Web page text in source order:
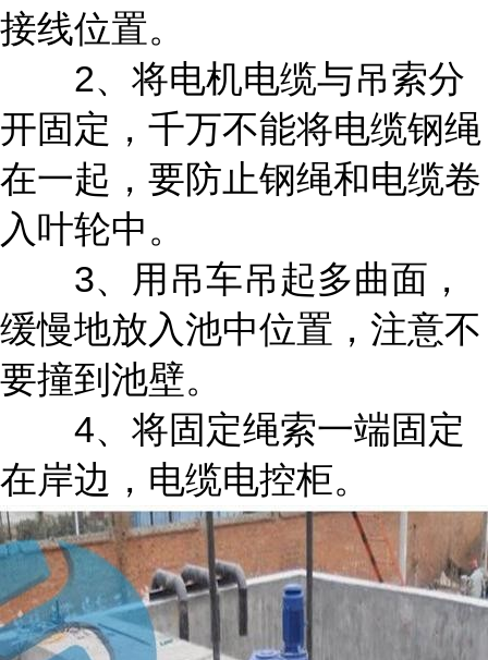
接线位置。
2、将电机电缆与吊索分
开固定，千万不能将电缆钢绳
在一起，要防止钢绳和电缆卷
入叶轮中。
3、用吊车吊起多曲面，
缓慢地放入池中位置，注意不
要撞到池壁。
4、将固定绳索一端固定
在岸边，电缆电控柜。